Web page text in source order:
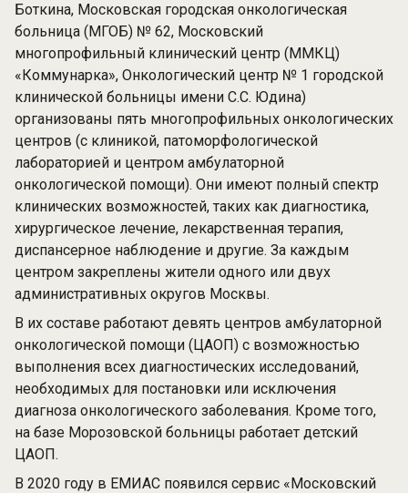
Боткина, Московская городская онкологическая
больница (МГОБ) № 62, Московский
многопрофильный клинический центр (ММКЦ)
«Коммунарка», Онкологический центр № 1 городской
клинической больницы имени С.С. Юдина)
организованы пять многопрофильных онкологических
центров (с клиникой, патоморфологической
лабораторией и центром амбулаторной
онкологической помощи). Они имеют полный спектр
клинических возможностей, таких как диагностика,
хирургическое лечение, лекарственная терапия,
диспансерное наблюдение и другие. За каждым
центром закреплены жители одного или двух
административных округов Москвы.
В их составе работают девять центров амбулаторной
онкологической помощи (ЦАОП) с возможностью
выполнения всех диагностических исследований,
необходимых для постановки или исключения
диагноза онкологического заболевания. Кроме того,
на базе Морозовской больницы работает детский
ЦАОП.
В 2020 году в ЕМИАС появился сервис «Московский